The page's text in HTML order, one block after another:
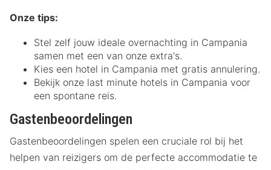
Onze tips:
Stel zelf jouw ideale overnachting in Campania
samen met een van onze extra's.
Kies een hotel in Campania met gratis annulering.
Bekijk onze last minute hotels in Campania voor
een spontane reis.
Gastenbeoordelingen
Gastenbeoordelingen spelen een cruciale rol bij het
helpen van reizigers om de perfecte accommodatie te